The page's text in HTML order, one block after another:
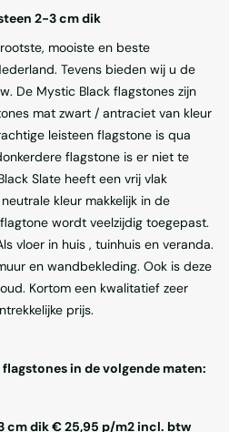
2-3 cm dik
mooiste en beste
Tevens bieden wij u de
De Mystic Black flagstones zijn
mat zwart / antraciet van kleur
leisteen flagstone is qua
flagstone is er niet te
Slate heeft een vrij vlak
kleur makkelijk in de
wordt veelzijdig toegepast.
vloer in huis , tuinhuis en veranda.
en wandbekleding. Ook is deze
Kortom een kwalitatief zeer
prijs.
in de volgende maten:
cm dik € 25,95 p/m2 incl. btw